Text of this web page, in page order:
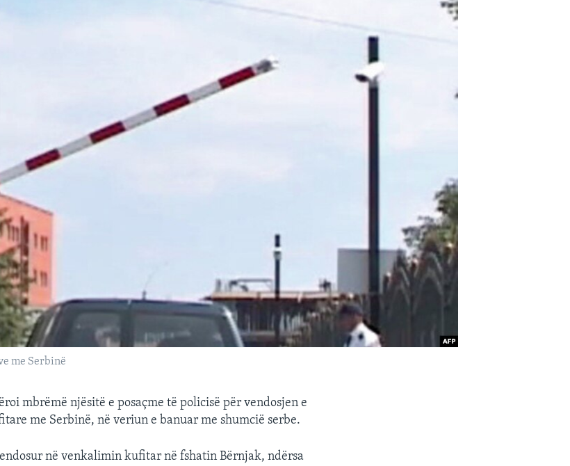
me Serbinë
mbrëmë njësitë e posaçme të policisë për vendosjen e
me Serbinë, në veriun e banuar me shumcië serbe.
në venkalimin kufitar në fshatin Bërnjak, ndërsa